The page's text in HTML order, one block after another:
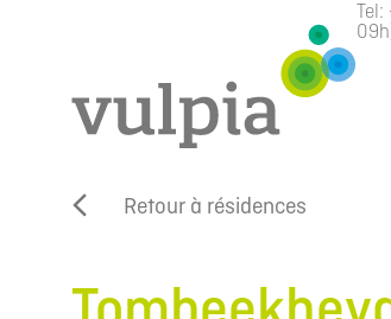
Tel:
Retour à résidences